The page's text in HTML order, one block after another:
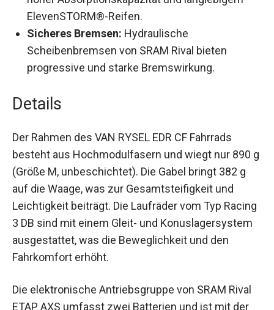
mit hoher Absorptionskapazität und
langlebigem ElevenSTORM®-Reifen.
Sicheres Bremsen: Hydraulische
Scheibenbremsen von SRAM Rival bieten
progressive und starke Bremswirkung.
Details
Der Rahmen des VAN RYSEL EDR CF Fahrrads
besteht aus Hochmodulfasern und wiegt nur 890
g (Größe M, unbeschichtet). Die Gabel bringt 382
g auf die Waage, was zur Gesamtsteifigkeit und
Leichtigkeit beiträgt. Die Laufräder vom Typ
Racing 3 DB sind mit einem Gleit- und
Konuslagersystem ausgestattet, was die
Beweglichkeit und den Fahrkomfort erhöht.
Die elektronische Antriebsgruppe von SRAM Rival